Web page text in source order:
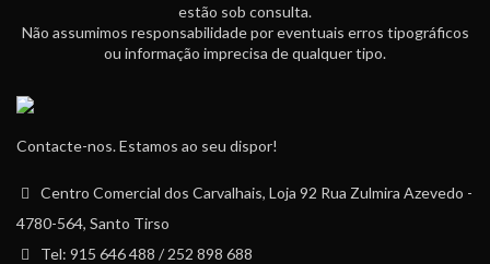
estão sob consulta.
Não assumimos responsabilidade por eventuais erros tipográficos
ou informação imprecisa de qualquer tipo.
Contacte-nos. Estamos ao seu dispor!
Centro Comercial dos Carvalhais, Loja 92 Rua Zulmira Azevedo -
4780-564, Santo Tirso
Tel: 915 646 488 / 252 898 688